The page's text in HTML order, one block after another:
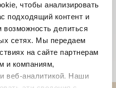
чтобы анализировать
подходящий контент и
возможность делиться
сетях. Мы передаем
на сайте партнерам
и компаниям,
веб-аналитикой. Наши